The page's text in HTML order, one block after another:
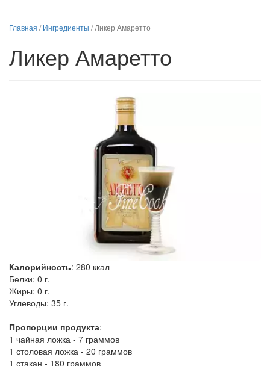
Главная /Ингредиенты /Ликер Амаретто
Ликер Амаретто
Калорийность: 280 ккал
Белки: 0 г.
Жиры: 0 г.
Углеводы: 35 г.
Пропорции продукта:
1 чайная ложка - 7 граммов
1 столовая ложка - 20 граммов
1 стакан - 180 граммов